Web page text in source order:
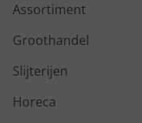
Assortiment
Groothandel
Slijterijen
Horeca